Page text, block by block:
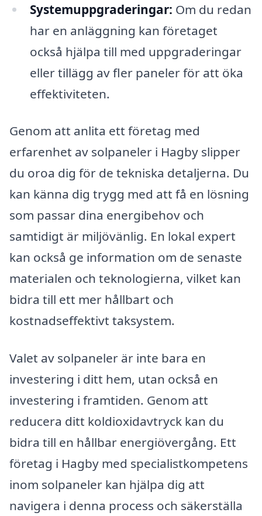
Systemuppgraderingar: Om du redan
har en anläggning kan företaget
också hjälpa till med uppgraderingar
eller tillägg av fler paneler för att öka
effektiviteten.
Genom att anlita ett företag med
erfarenhet av solpaneler i Hagby slipper
du oroa dig för de tekniska detaljerna. Du
kan känna dig trygg med att få en lösning
som passar dina energibehov och
samtidigt är miljövänlig. En lokal expert
kan också ge information om de senaste
materialen och teknologierna, vilket kan
bidra till ett mer hållbart och
kostnadseffektivt taksystem.
Valet av solpaneler är inte bara en
investering i ditt hem, utan också en
investering i framtiden. Genom att
reducera ditt koldioxidavtryck kan du
bidra till en hållbar energiövergång. Ett
företag i Hagby med specialistkompetens
inom solpaneler kan hjälpa dig att
navigera i denna process och säkerställa